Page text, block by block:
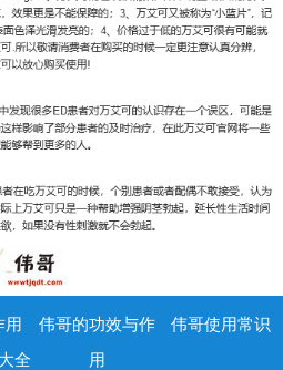
用
伟哥的功效与作
用
伟哥使用常识
全